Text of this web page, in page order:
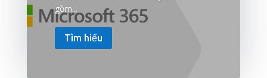
gồm...
Tìm hiểu